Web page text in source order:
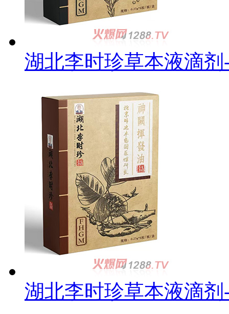
湖北李时珍草本液滴剂
湖北李时珍草本液滴剂